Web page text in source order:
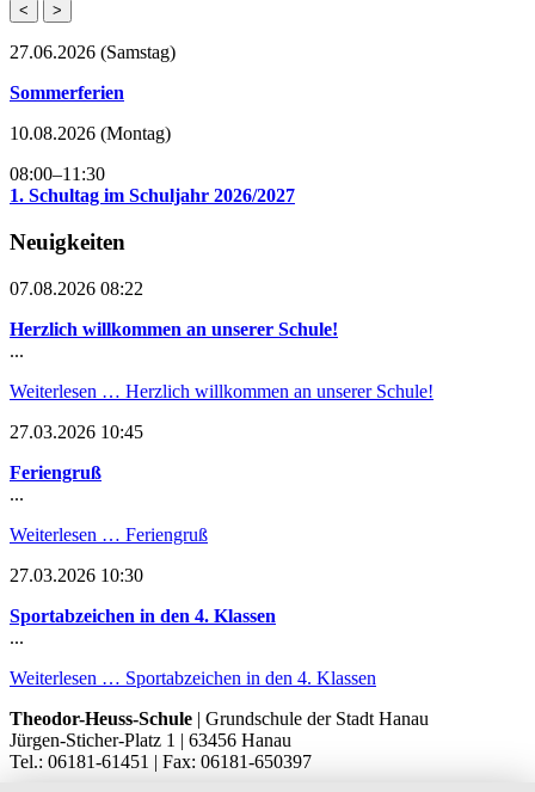
< >
27.06.2026 (Samstag)
Sommerferien
10.08.2026 (Montag)
08:00–11:30
1. Schultag im Schuljahr 2026/2027
Neuigkeiten
07.08.2026 08:22
Herzlich willkommen an unserer Schule!
...
Weiterlesen … Herzlich willkommen an unserer Schule!
27.03.2026 10:45
Feriengruß
...
Weiterlesen … Feriengruß
27.03.2026 10:30
Sportabzeichen in den 4. Klassen
...
Weiterlesen … Sportabzeichen in den 4. Klassen
Theodor-Heuss-Schule | Grundschule der Stadt Hanau
Jürgen-Sticher-Platz 1 | 63456 Hanau
Tel.: 06181-61451 | Fax: 06181-650397